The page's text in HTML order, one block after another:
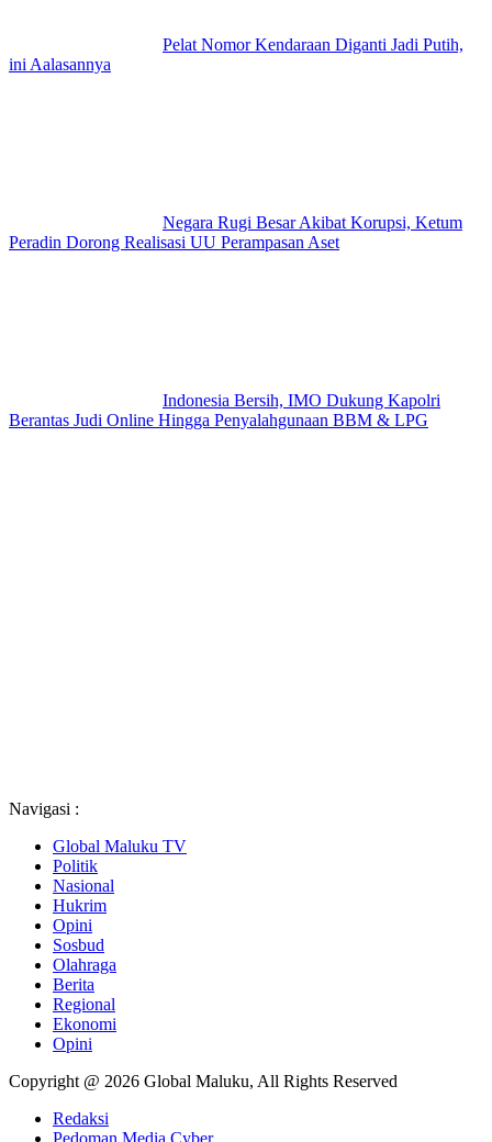
Pelat Nomor Kendaraan Diganti Jadi Putih,
ini Aalasannya
Negara Rugi Besar Akibat Korupsi, Ketum
Peradin Dorong Realisasi UU Perampasan Aset
Indonesia Bersih, IMO Dukung Kapolri
Berantas Judi Online Hingga Penyalahgunaan BBM & LPG
Navigasi :
Global Maluku TV
Politik
Nasional
Hukrim
Opini
Sosbud
Olahraga
Berita
Regional
Ekonomi
Opini
Copyright @ 2026 Global Maluku, All Rights Reserved
Redaksi
Pedoman Media Cyber